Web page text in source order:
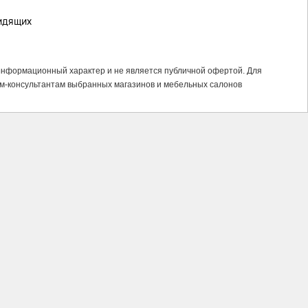
характер и не является публичной офертой. Для
выбранных магазинов и мебельных салонов